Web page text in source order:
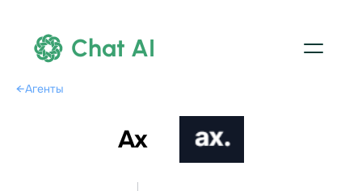
Chat AI
←Агенты
Ax